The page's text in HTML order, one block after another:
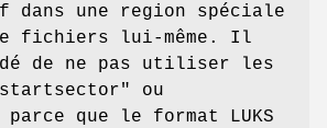
dans une region spéciale
fichiers lui-même. Il
de ne pas utiliser les
ou
parce que le format LUKS